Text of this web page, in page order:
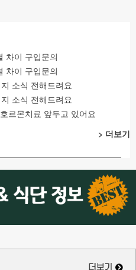
차이 구입문의
차이 구입문의
소식 전해드려요
소식 전해드려요
르몬치료 앞두고 있어요
> 더보기